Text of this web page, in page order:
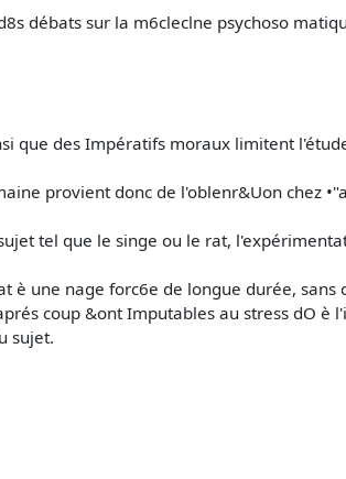
débats sur la m6cleclne psychoso­
que des Impératifs moraux limitent
provient donc de l'oblenr&Uon chez
tel que le singe ou le rat,
è une nage forc6e de longue durée,
coup &ont Imputables au stress dO
sujet.